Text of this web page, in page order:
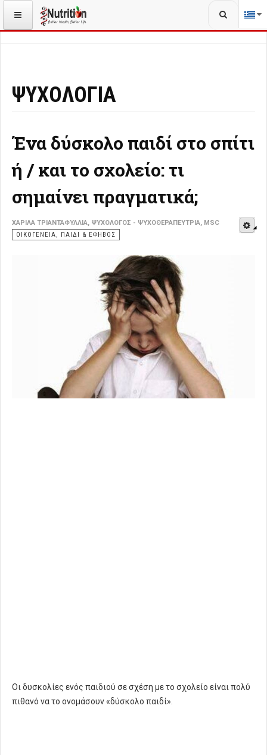
ΒΡΊΣΚΕΣΤΕ ΕΔΏ:
ΨΥΧΟΛΟΓΊΑ
Ένα δύσκολο παιδί στο σπίτι
ή / και το σχολείο: τι
σημαίνει πραγματικά;
ΧΑΡΊΛΑ ΤΡΙΑΝΤΑΦΥΛΛΙΆ, ΨΥΧΟΛΌΓΟΣ - ΨΥΧΟΘΕΡΑΠΕΎΤΡΙΑ, MSC
ΟΙΚΟΓΈΝΕΙΑ, ΠΑΙΔΊ & ΈΦΗΒΟΣ
Οι δυσκολίες ενός παιδιού σε σχέση με το σχολείο είναι πολύ
πιθανό να το ονομάσουν «δύσκολο παιδί».